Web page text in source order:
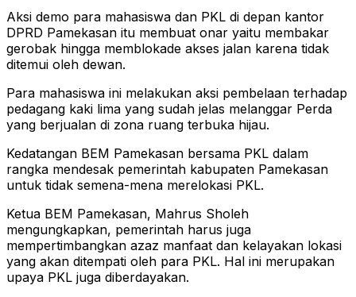
Aksi demo para mahasiswa dan PKL di depan kantor
DPRD Pamekasan itu membuat onar yaitu membakar
gerobak hingga memblokade akses jalan karena tidak
ditemui oleh dewan.
Para mahasiswa ini melakukan aksi pembelaan terhadap
pedagang kaki lima yang sudah jelas melanggar Perda
yang berjualan di zona ruang terbuka hijau.
Kedatangan BEM Pamekasan bersama PKL dalam
rangka mendesak pemerintah kabupaten Pamekasan
untuk tidak semena-mena merelokasi PKL.
Ketua BEM Pamekasan, Mahrus Sholeh
mengungkapkan, pemerintah harus juga
mempertimbangkan azaz manfaat dan kelayakan lokasi
yang akan ditempati oleh para PKL. Hal ini merupakan
upaya PKL juga diberdayakan.